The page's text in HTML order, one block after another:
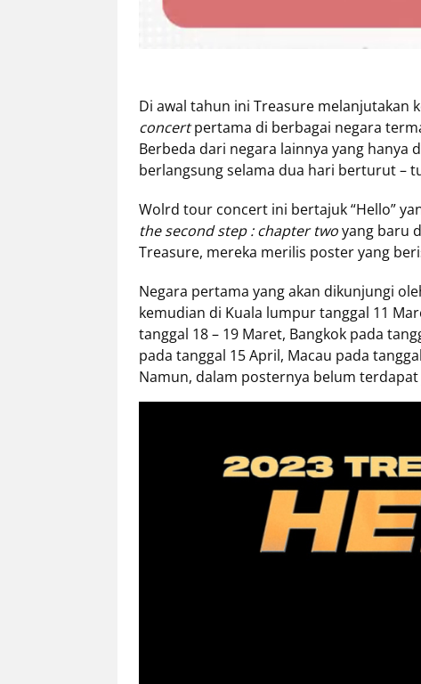
Di awal tahun ini Treasure melanjutakan
concertpertama di berbagai negara
Berbeda dari negara lainnya yang hanya
berlangsung selama dua hari berturut –
Wolrd tour concert ini bertajuk “Hello”
the second step : chapter twoyang baru
Treasure, mereka merilis poster yang
Negara pertama yang akan dikunjungi
kemudian di Kuala lumpur tanggal 11
tanggal 18 – 19 Maret, Bangkok pada
pada tanggal 15 April, Macau pada
Namun, dalam posternya belum